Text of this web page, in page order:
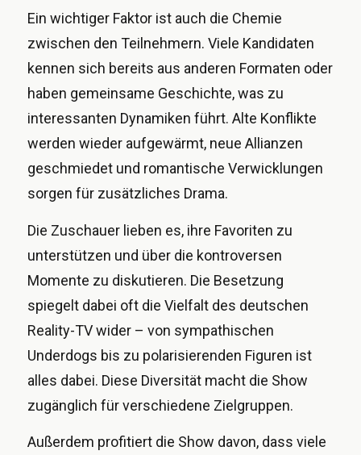
Ein wichtiger Faktor ist auch die Chemie
zwischen den Teilnehmern. Viele Kandidaten
kennen sich bereits aus anderen Formaten oder
haben gemeinsame Geschichte, was zu
interessanten Dynamiken führt. Alte Konflikte
werden wieder aufgewärmt, neue Allianzen
geschmiedet und romantische Verwicklungen
sorgen für zusätzliches Drama.
Die Zuschauer lieben es, ihre Favoriten zu
unterstützen und über die kontroversen
Momente zu diskutieren. Die Besetzung
spiegelt dabei oft die Vielfalt des deutschen
Reality-TV wider – von sympathischen
Underdogs bis zu polarisierenden Figuren ist
alles dabei. Diese Diversität macht die Show
zugänglich für verschiedene Zielgruppen.
Außerdem profitiert die Show davon, dass viele